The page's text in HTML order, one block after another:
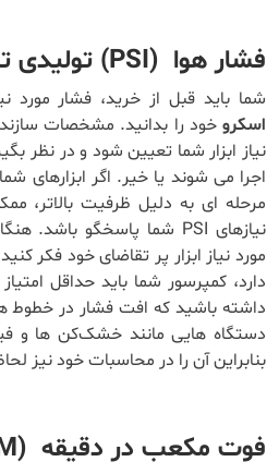
فشار هوا (PSI) تولیدی توسط کمپرسور
شما باید قبل از خرید، فشار مورد
اسکرو
نیاز ابزار شما تعیین شود و در نظر
اجرا می شوند یا خیر. اگر ابزارهای
مرحله ای به دلیل ظرفیت بالاتر،
داشته باشید که افت فشار در خطوط
دستگاه‌ هایی مانند خشک‌کن‌ ها و
بنابراین آن را در محاسبات خود نیز
فوت مکعب در دقیقه (CFM) در کمپرسور